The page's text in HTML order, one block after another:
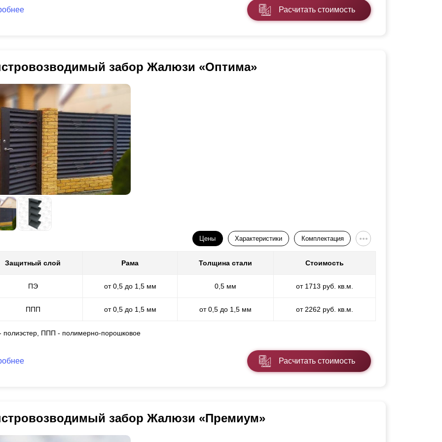
Расчитать стоимость
забор Жалюзи «Оптима»
Цены Характеристики Комплектация
Защитный слой Рама Толщина стали Стоимость
ПЭ от 0,5 до 1,5 мм 0,5 мм от 1713 руб. кв.м.
ППП от 0,5 до 1,5 мм от 0,5 до 1,5 мм от 2262 руб. кв.м.
полиэстер, ППП - полимерно-порошковое
Расчитать стоимость
забор Жалюзи «Премиум»